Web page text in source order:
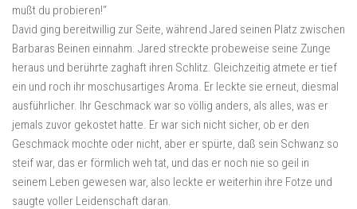
mußt du probieren!“
David ging bereitwillig zur Seite, während Jared seinen Platz zwischen
Barbaras Beinen einnahm. Jared streckte probeweise seine Zunge
heraus und berührte zaghaft ihren Schlitz. Gleichzeitig atmete er tief
ein und roch ihr moschusartiges Aroma. Er leckte sie erneut, diesmal
ausführlicher. Ihr Geschmack war so völlig anders, als alles, was er
jemals zuvor gekostet hatte. Er war sich nicht sicher, ob er den
Geschmack mochte oder nicht, aber er spürte, daß sein Schwanz so
steif war, das er förmlich weh tat, und das er noch nie so geil in
seinem Leben gewesen war, also leckte er weiterhin ihre Fotze und
saugte voller Leidenschaft daran.